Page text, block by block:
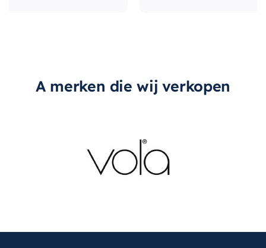
A merken die wij verkopen